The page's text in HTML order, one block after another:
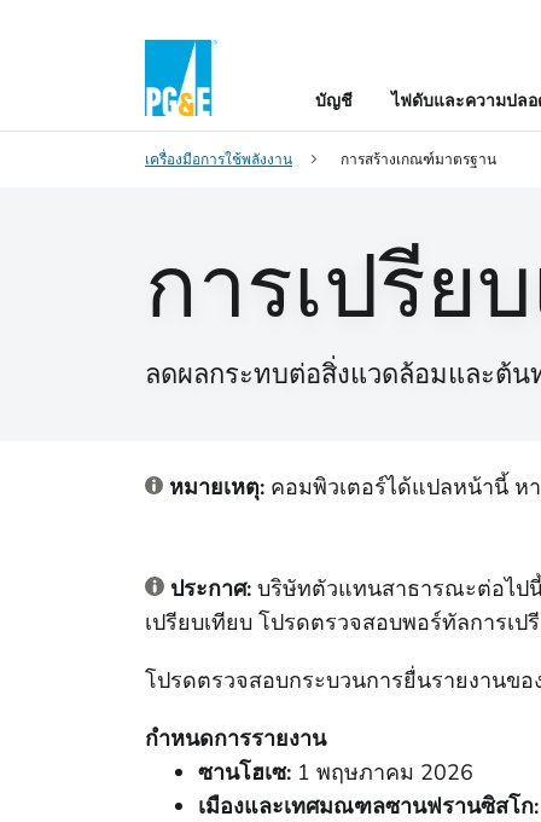
บัญชี ไฟดับและความปล
เครื่องมือการใช้พลังงาน การสร้างเกณฑ์มาตรฐาน
การเปรีย
ลดผลกระทบต่อสิ่งแวดล้อมและต้
หมายเหตุ: คอมพิวเตอร์ได้แปลหน้านี้
ประกาศ: บริษัทตัวแทนสาธารณะต่อไปนี้
เปรียบเทียบ โปรดตรวจสอบพอร์ทัลการเ
โปรดตรวจสอบกระบวนการยื่นรายงาน
กําหนดการรายงาน
ซานโฮเซ: 1 พฤษภาคม 2026
เมืองและเทศมณฑลซานฟรานซิสโก: